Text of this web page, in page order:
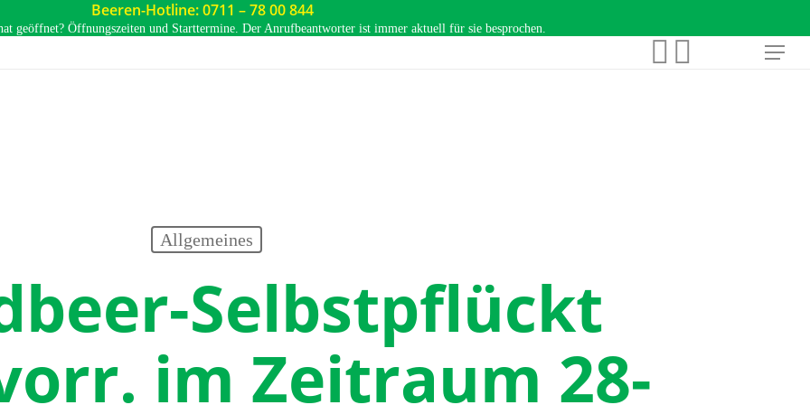
Beeren-Hotline: 0711 – 78 00 844
geöffnet? Öffnungszeiten und Starttermine. Der Anrufbeantworter ist immer aktuell für sie besprochen.
Menu
facebookinstagram
Allgemeines
Selbstpflückt
im Zeitraum 28-